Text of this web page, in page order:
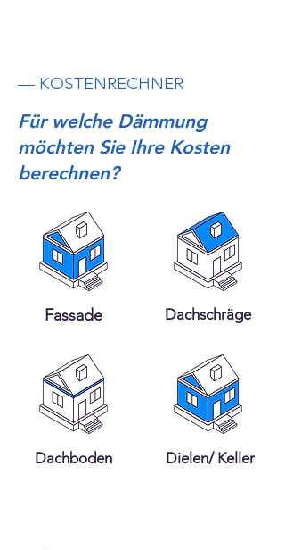
— KOSTENRECHNER
Für welche Dämmung
möchten Sie Ihre Kosten
berechnen?
Fassade Dachschräge
Dachboden Dielen/ Keller